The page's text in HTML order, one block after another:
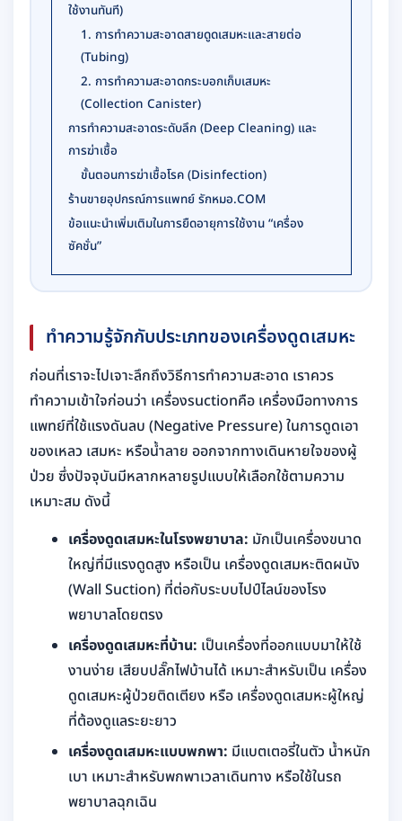
ใช้งานทันที)
1. การทำความสะอาดสายดูดเสมหะและสายต่อ
(Tubing)
2. การทำความสะอาดกระบอกเก็บเสมหะ
(Collection Canister)
การทำความสะอาดระดับลึก (Deep Cleaning) และ
การฆ่าเชื้อ
ขั้นตอนการฆ่าเชื้อโรค (Disinfection)
ร้านขายอุปกรณ์การแพทย์ รักหมอ.COM
ข้อแนะนำเพิ่มเติมในการยืดอายุการใช้งาน “เครื่อง
ซัคชั่น”
ทำความรู้จักกับประเภทของเครื่องดูดเสมหะ
ก่อนที่เราจะไปเจาะลึกถึงวิธีการทำความสะอาด เราควร
ทำความเข้าใจก่อนว่า เครื่องsuctionคือ เครื่องมือทางการ
แพทย์ที่ใช้แรงดันลบ (Negative Pressure) ในการดูดเอา
ของเหลว เสมหะ หรือน้ำลาย ออกจากทางเดินหายใจของผู้
ป่วย ซึ่งปัจจุบันมีหลากหลายรูปแบบให้เลือกใช้ตามความ
เหมาะสม ดังนี้
เครื่องดูดเสมหะในโรงพยาบาล: มักเป็นเครื่องขนาด
ใหญ่ที่มีแรงดูดสูง หรือเป็น เครื่องดูดเสมหะติดผนัง
(Wall Suction) ที่ต่อกับระบบไปป์ไลน์ของโรง
พยาบาลโดยตรง
เครื่องดูดเสมหะที่บ้าน: เป็นเครื่องที่ออกแบบมาให้ใช้
งานง่าย เสียบปลั๊กไฟบ้านได้ เหมาะสำหรับเป็น เครื่อง
ดูดเสมหะผู้ป่วยติดเตียง หรือ เครื่องดูดเสมหะผู้ใหญ่
ที่ต้องดูแลระยะยาว
เครื่องดูดเสมหะแบบพกพา: มีแบตเตอรี่ในตัว น้ำหนัก
เบา เหมาะสำหรับพกพาเวลาเดินทาง หรือใช้ในรถ
พยาบาลฉุกเฉิน